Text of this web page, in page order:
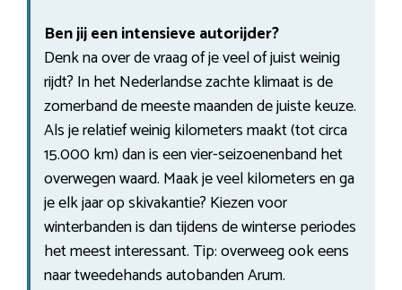
Ben jij een intensieve autorijder?
Denk na over de vraag of je veel of juist weinig
rijdt? In het Nederlandse zachte klimaat is de
zomerband de meeste maanden de juiste keuze.
Als je relatief weinig kilometers maakt (tot circa
15.000 km) dan is een vier-seizoenenband het
overwegen waard. Maak je veel kilometers en ga
je elk jaar op skivakantie? Kiezen voor
winterbanden is dan tijdens de winterse periodes
het meest interessant. Tip: overweeg ook eens
naar tweedehands autobanden Arum.